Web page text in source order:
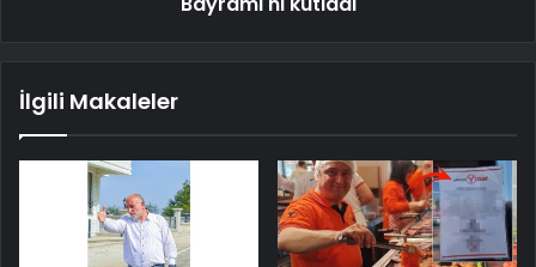
İlgili Makaleler